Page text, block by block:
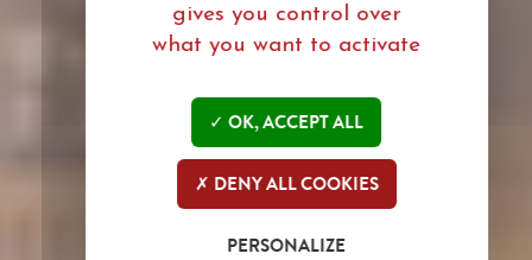
gives you control over
what you want to activate
OK, ACCEPT ALL
DENY ALL COOKIES
PERSONALIZE